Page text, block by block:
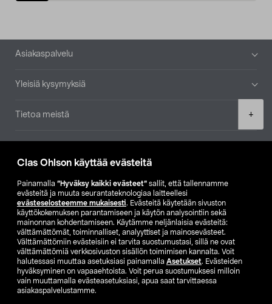
Clas Ohlson käyttää evästeitä
Painamalla ”Hyväksy kaikki evästeet” sallit, että tallennamme
evästeitä ja muuta seurantateknologiaa laitteellesi
evästeselosteemme mukaisesti. Evästeitä käytetään sivuston
käyttökokemuksen parantamiseen ja käytön analysointiin sekä
mainonnan kohdentamiseen. Käytämme neljänlaisia evästeitä:
välttämättömät, toiminnalliset, analyyttiset ja mainosevästeet.
Välttämättömiin evästeisiin ei tarvita suostumustasi, sillä ne ovat
välttämättömiä verkkosivuston sisällön toimimisen kannalta. Voit
halutessasi muuttaa asetuksiasi painamalla Asetukset. Evästeiden
hyväksyminen on vapaaehtoista. Voit perua suostumuksesi milloin
vain muuttamalla evästeasetuksiasi, apua saat tarvittaessa
asiakaspalvelustamme.
+
Alatunniste
Asiakaspalvelu
Yleisiä kysymyksiä
Tietoa meistä
Etsi myymälä
SE NO FI
FI SV